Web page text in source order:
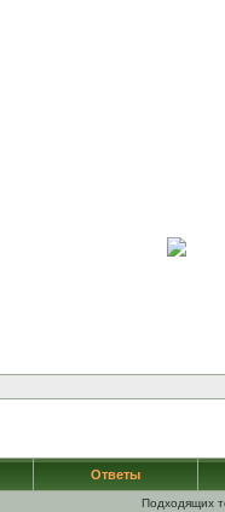
Ответы
Подходящих